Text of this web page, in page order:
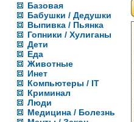
Базовая
Бабушки / Дедушки
Выпивка / Пьянка
Гопники / Хулиганы
Дети
Еда
Животные
Инет
Компьютеры / IT
Криминал
Люди
Медицина / Болезнь